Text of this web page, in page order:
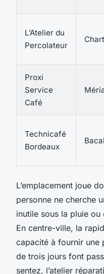
L’Atelier du
Percolateur
Proxi
Service
Café
Technicafé
Bordeaux
L’emplacement joue
personne ne cherche
inutile sous la pluie ou
En centre-ville, la
capacité à fournir une
de trois jours font
sentez, l’atelier